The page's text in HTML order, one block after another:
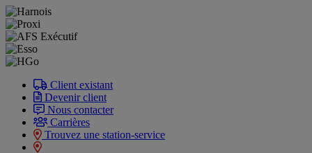
Client existant
Devenir client
Nous contacter
Carrières
Trouvez une station-service